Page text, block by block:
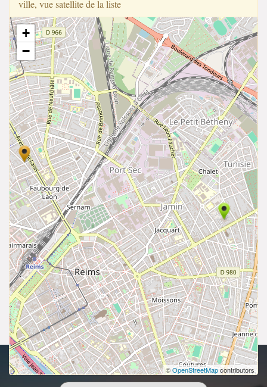
ville, vue satellite de la liste
+
−
©OpenStreetMapcontributors
droits d'auteur 2026 | Tous les droits sont réservés.